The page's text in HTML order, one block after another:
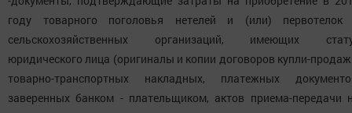
году товарного поголовья нетелей и (или) первотелок
сельскохозяйственных организаций, имеющих
юридического лица (оригиналы и копии договоров купли-
товарно-транспортных накладных, платежных
заверенных банком - плательщиком, актов приема-передачи